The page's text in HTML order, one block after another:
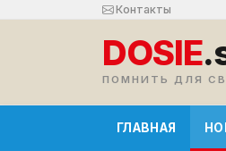
Контакты
DOSIE
ПОМНИТЬ ДЛЯ
ГЛАВНАЯ